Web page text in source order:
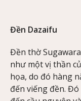
Đền Dazaifu
Đền thờ
như một vị thần
họa, do đó hàng
đến viếng đền.